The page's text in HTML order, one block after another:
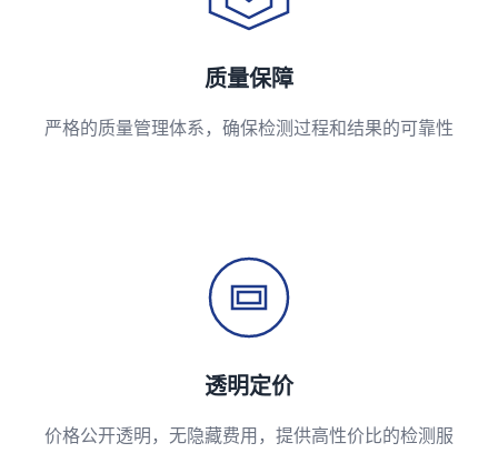
质量保障
严格的质量管理体系，确保检测过程和结果的可靠性
透明定价
价格公开透明，无隐藏费用，提供高性价比的检测服